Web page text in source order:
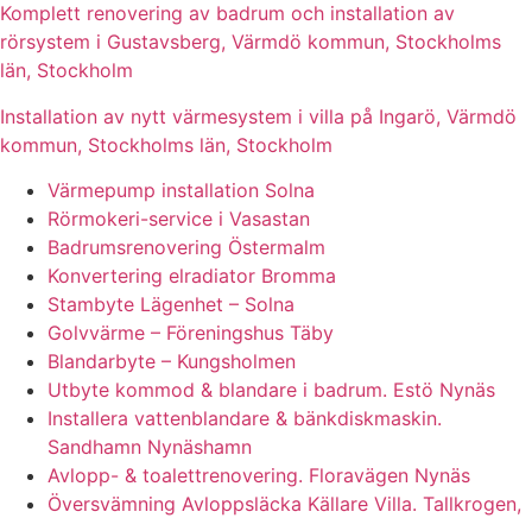
Komplett renovering av badrum och installation av
rörsystem i Gustavsberg, Värmdö kommun, Stockholms
län, Stockholm
Installation av nytt värmesystem i villa på Ingarö, Värmdö
kommun, Stockholms län, Stockholm
Värmepump installation Solna
Rörmokeri-service i Vasastan
Badrumsrenovering Östermalm
Konvertering elradiator Bromma
Stambyte Lägenhet – Solna
Golvvärme – Föreningshus Täby
Blandarbyte – Kungsholmen
Utbyte kommod & blandare i badrum. Estö Nynäs
Installera vattenblandare & bänkdiskmaskin.
Sandhamn Nynäshamn
Avlopp- & toalettrenovering. Floravägen Nynäs
Översvämning Avloppsläcka Källare Villa. Tallkrogen,